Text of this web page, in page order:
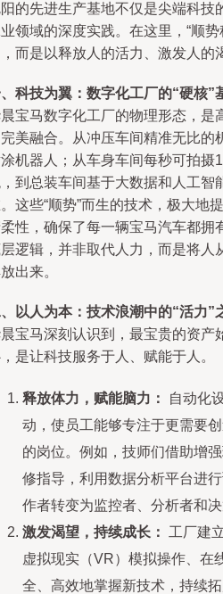
的先进生产基地不仅是尖端科技
领域的深度实践。在这里，“顺
而是以释放人的活力、激发人的
科技为翼：数字化工厂的“硬核”
宝马数字化工厂的物理形态，是
美融合。从冲压车间精准无比的
机器人；从车身车间每秒可拍摄
到总装车间基于大数据和人工智
这些“顺势”而生的技术，极大地
性，确保了每一辆宝马汽车都拥
逻辑，并非取代人力，而是将人
出来。
以人为本：技术浪潮中的“活力”
宝马深刻认识到，最宝贵的资产
是让科技服务于人、赋能于人。
释放体力，赋能脑力：
自动化
动，使员工能够专注于更需要
的岗位。例如，技师们借助增
修指导，利用数据分析平台进
作者转变为监控者、分析者和决
激发渴望，持续成长：
工厂建
虚拟现实（VR）模拟操作、在
全、高效地掌握新技术，持续